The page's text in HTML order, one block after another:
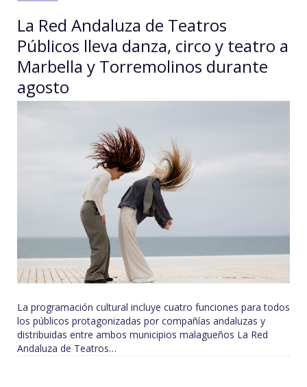
La Red Andaluza de Teatros
Públicos lleva danza, circo y teatro a
Marbella y Torremolinos durante
agosto
La programación cultural incluye cuatro funciones para todos
los públicos protagonizadas por compañías andaluzas y
distribuidas entre ambos municipios malagueños La Red
Andaluza de Teatros…